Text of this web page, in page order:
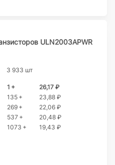
ULN2003APWR
3 933 шт
1 +
26,17 ₽
135 +
23,88 ₽
269 +
22,06 ₽
537 +
20,48 ₽
1073 +
19,43 ₽